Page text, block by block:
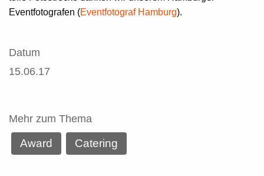
Eventfotografen (Eventfotograf Hamburg).
Datum
15.06.17
Mehr zum Thema
Award Catering